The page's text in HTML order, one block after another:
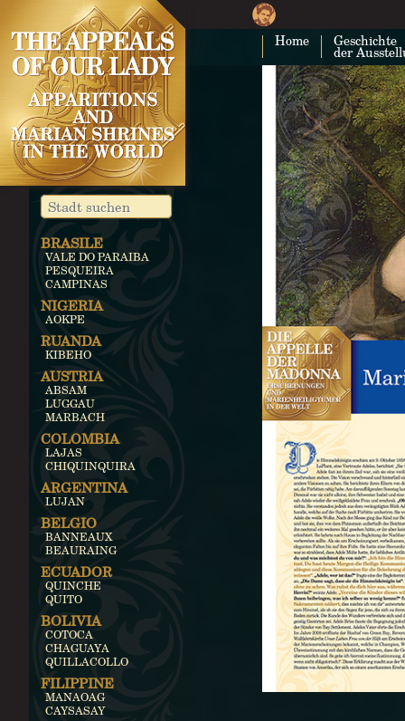
Home Geschichte
der
BRASILE
VALE DO PARAIBA
PESQUEIRA
CAMPINAS
NIGERIA
AOKPE
RUANDA
KIBEHO
AUSTRIA
ABSAM
LUGGAU
MARBACH
COLOMBIA
LAJAS
CHIQUINQUIRA
ARGENTINA
LUJAN
BELGIO
BANNEAUX
BEAURAING
ECUADOR
QUINCHE
QUITO
BOLIVIA
COTOCA
CHAGUAYA
QUILLACOLLO
FILIPPINE
MANAOAG
CAYSASAY